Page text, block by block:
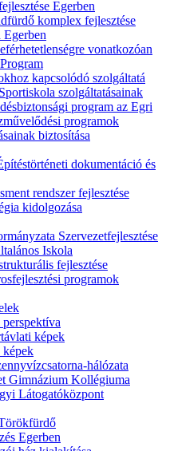
Egerben
komplex fejlesztése
Egerben
vonatkozóan
kapcsolódó szolgáltatá
szolgáltatásainak
program az Egri
programok
biztosítása
dokumentáció és
rendszer fejlesztése
kidolgozása
Szervezetfejlesztése
Iskola
fejlesztése
programok
képek
képek
hálózata
Gimnázium Kollégiuma
Látogatóközpont
Egerben